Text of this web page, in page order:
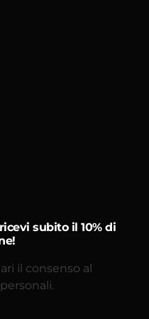
subito il 10% di
il consenso al